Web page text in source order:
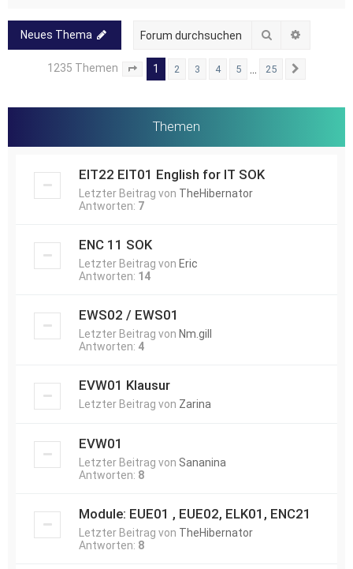
Neues Thema Suche
1235 Themen Seite von 25
1 2 3 4 5 25
Themen
EIT22 EIT01 English for IT SOK
Letzter Beitrag von TheHibernator
Antworten: 7
ENC 11 SOK
Letzter Beitrag von Eric
Antworten: 14
EWS02 / EWS01
Letzter Beitrag von Nm.gill
Antworten: 4
EVW01 Klausur
Letzter Beitrag von Zarina
EVW01
Letzter Beitrag von Sananina
Antworten: 8
Module: EUE01 , EUE02, ELK01, ENC21
Letzter Beitrag von TheHibernator
Antworten: 8